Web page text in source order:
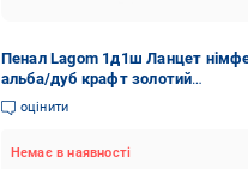
Пенал Lagom 1д1ш Ланцет
альба/дуб крафт золотий
1995х637х407 мм
оцінити
Немає в наявності